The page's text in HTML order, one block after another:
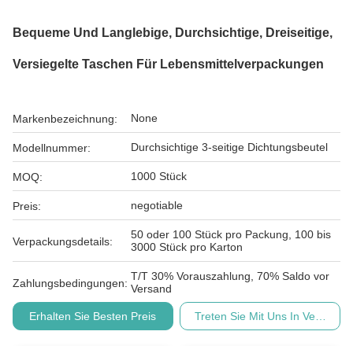
Bequeme Und Langlebige, Durchsichtige, Dreiseitige,
Versiegelte Taschen Für Lebensmittelverpackungen
Markenbezeichnung: None
Modellnummer: Durchsichtige 3-seitige Dichtungsbeutel
MOQ: 1000 Stück
Preis: negotiable
Verpackungsdetails:
50 oder 100 Stück pro Packung, 100 bis
3000 Stück pro Karton
Zahlungsbedingungen:
T/T 30% Vorauszahlung, 70% Saldo vor
Versand
Erhalten Sie Besten Preis Treten Sie Mit Uns In